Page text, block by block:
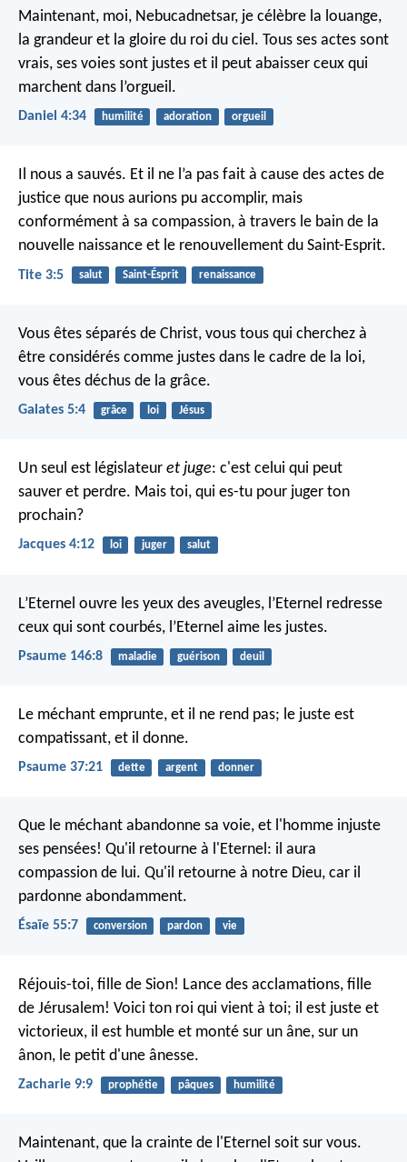
Maintenant, moi, Nebucadnetsar, je célèbre la louange,
la grandeur et la gloire du roi du ciel. Tous ses actes sont
vrais, ses voies sont justes et il peut abaisser ceux qui
marchent dans l’orgueil.
Daniel 4:34 humilité adoration orgueil
Il nous a sauvés. Et il ne l’a pas fait à cause des actes de
justice que nous aurions pu accomplir, mais
conformément à sa compassion, à travers le bain de la
nouvelle naissance et le renouvellement du Saint-Esprit.
Tite 3:5 salut Saint-Ésprit renaissance
Vous êtes séparés de Christ, vous tous qui cherchez à
être considérés comme justes dans le cadre de la loi,
vous êtes déchus de la grâce.
Galates 5:4 grâce loi Jésus
Un seul est législateur et juge: c'est celui qui peut
sauver et perdre. Mais toi, qui es-tu pour juger ton
prochain?
Jacques 4:12 loi juger salut
L’Eternel ouvre les yeux des aveugles, l’Eternel redresse
ceux qui sont courbés, l’Eternel aime les justes.
Psaume 146:8 maladie guérison deuil
Le méchant emprunte, et il ne rend pas; le juste est
compatissant, et il donne.
Psaume 37:21 dette argent donner
Que le méchant abandonne sa voie, et l'homme injuste
ses pensées! Qu'il retourne à l'Eternel: il aura
compassion de lui. Qu'il retourne à notre Dieu, car il
pardonne abondamment.
Ésaïe 55:7 conversion pardon vie
Réjouis-toi, fille de Sion! Lance des acclamations, fille
de Jérusalem! Voici ton roi qui vient à toi; il est juste et
victorieux, il est humble et monté sur un âne, sur un
ânon, le petit d'une ânesse.
Zacharie 9:9 prophétie pâques humilité
Maintenant, que la crainte de l'Eternel soit sur vous.